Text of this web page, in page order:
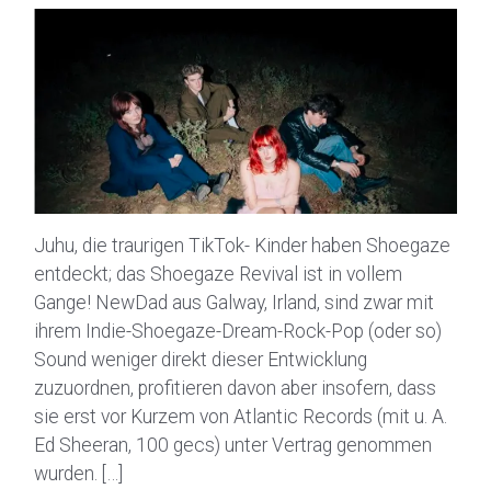
Juhu, die traurigen TikTok- Kinder haben Shoegaze
entdeckt; das Shoegaze Revival ist in vollem
Gange! NewDad aus Galway, Irland, sind zwar mit
ihrem Indie-Shoegaze-Dream-Rock-Pop (oder so)
Sound weniger direkt dieser Entwicklung
zuzuordnen, profitieren davon aber insofern, dass
sie erst vor Kurzem von Atlantic Records (mit u. A.
Ed Sheeran, 100 gecs) unter Vertrag genommen
wurden. […]